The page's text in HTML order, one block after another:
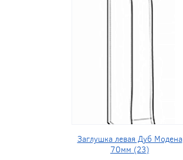
Заглушка левая Дуб Модена
70мм (23)